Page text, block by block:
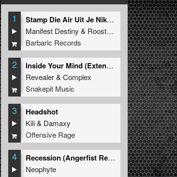
1
Stamp Die Air Uit Je Nikeys (Extended Mix)
Manifest Destiny & Roosterz
Barbaric Records
2
Inside Your Mind (Extended Mix)
Revealer&Complex
Snakepit Music
3 Headshot
Kili& Damaxy
Offensive Rage
4
Recession (Angerfist Remix Extended)
Neophyte